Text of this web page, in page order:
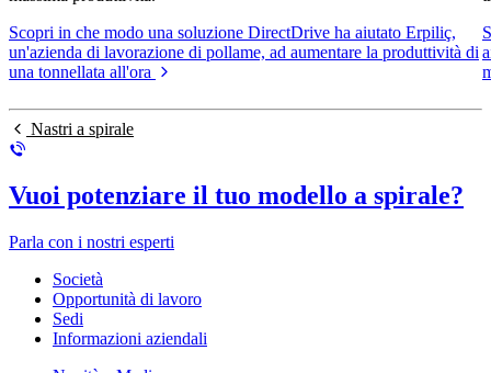
Scopri in che modo una soluzione DirectDrive ha aiutato Erpiliç,
un'azienda di lavorazione di pollame, ad aumentare la produttività di
una tonnellata all'ora
Nastri a spirale
Vuoi potenziare il tuo modello a spirale?
Parla con i nostri esperti
Società
Opportunità di lavoro
Sedi
Informazioni aziendali